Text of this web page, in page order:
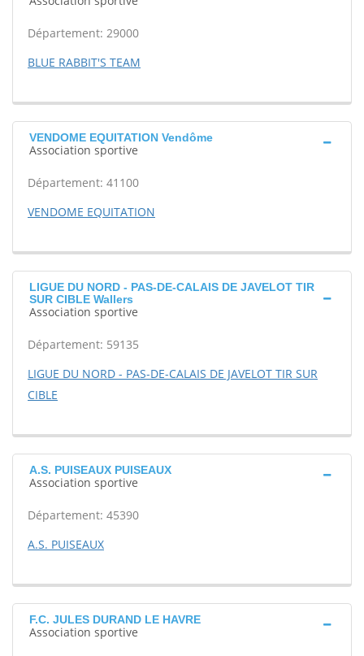
Département: 29000
BLUE RABBIT'S TEAM
VENDOME EQUITATION Vendôme
Association sportive
Département: 41100
VENDOME EQUITATION
LIGUE DU NORD - PAS-DE-CALAIS DE JAVELOT TIR
SUR CIBLE Wallers
Association sportive
Département: 59135
LIGUE DU NORD - PAS-DE-CALAIS DE JAVELOT TIR SUR
CIBLE
A.S. PUISEAUX PUISEAUX
Association sportive
Département: 45390
A.S. PUISEAUX
F.C. JULES DURAND LE HAVRE
Association sportive